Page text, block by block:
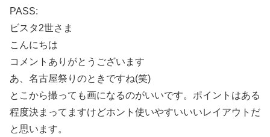
PASS:
ビスタ2世さま
こんにちは
コメントありがとうございます
あ、名古屋祭りのときですね(笑)
とこから撮っても画になるのがいいです。ポイントはある
程度決まってますけどホント使いやすいいいレイアウトだ
と思います。